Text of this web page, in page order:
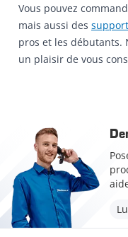
Vous pouvez
mais aussi des
pros et les débutants.
un plaisir de vous